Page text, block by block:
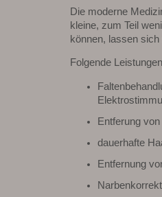
Die moderne
kleine, zum Teil
können, lassen
Folgende
Entferung
dauerhafte
Entfernung